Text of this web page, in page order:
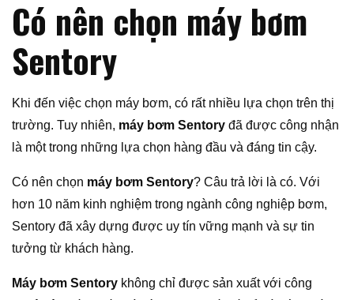
Có nên chọn máy bơm
Sentory
Khi đến việc chọn máy bơm, có rất nhiều lựa chọn trên thị
trường. Tuy nhiên, máy bơm Sentory đã được công nhận
là một trong những lựa chọn hàng đầu và đáng tin cậy.
Có nên chọn máy bơm Sentory? Câu trả lời là có. Với
hơn 10 năm kinh nghiệm trong ngành công nghiệp bơm,
Sentory đã xây dựng được uy tín vững mạnh và sự tin
tưởng từ khách hàng.
Máy bơm Sentory không chỉ được sản xuất với công